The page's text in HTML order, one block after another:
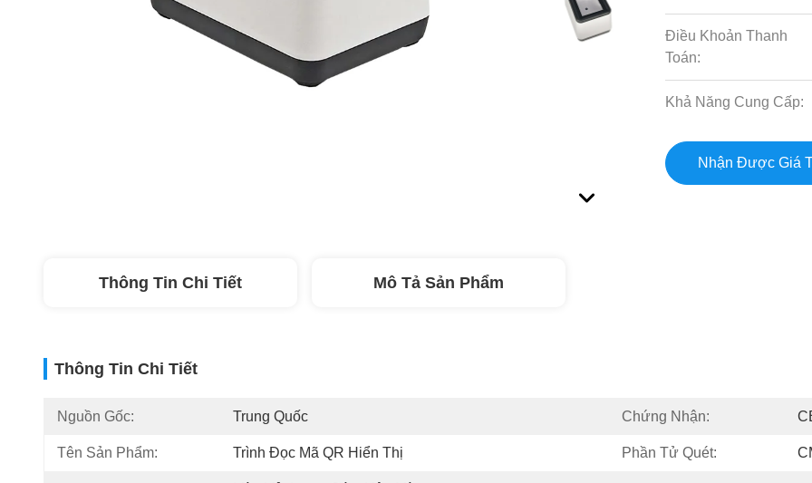
Điều Khoản Thanh
Toán:
Khả Năng Cung Cấp:
Nhận Được Giá
Thông Tin Chi Tiết Mô Tả Sản Phẩm
Thông Tin Chi Tiết
Nguồn Gốc: Trung Quốc Chứng Nhận:
Tên Sản Phẩm: Trình Đọc Mã QR Hiển Thị Phần Tử Quét: